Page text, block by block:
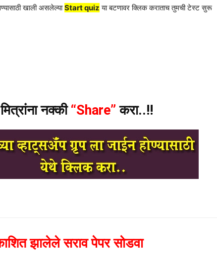
खाली असलेल्याStart quiz या बटणावर क्लिक कराताच तुमची टेस्ट सुरू
नक्की“Share” करा..!!
झालेले सराव पेपर सोडवा